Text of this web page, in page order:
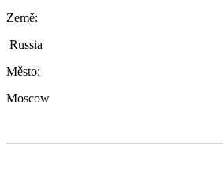
Země:
Russia
Město:
Moscow